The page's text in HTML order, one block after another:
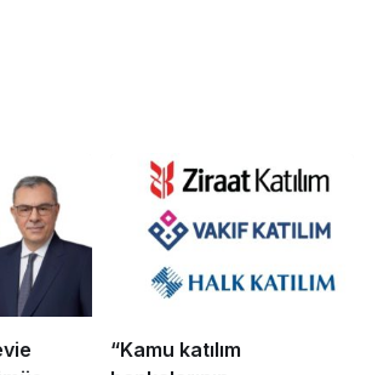
“Kamu katılım